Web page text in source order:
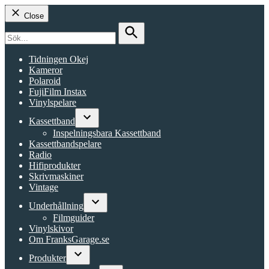
Close
for:
Search
Tidningen Okej
Kameror
Polaroid
FujiFilm Instax
Vinylspelare
Kassettband
Open
dropdown
menu
Inspelningsbara Kassettband
Kassettbandspelare
Radio
Hifiprodukter
Skrivmaskiner
Vintage
Underhållning
Open
Filmguider
Vinylskivor
Om FranksGarage.se
Produkter
Open